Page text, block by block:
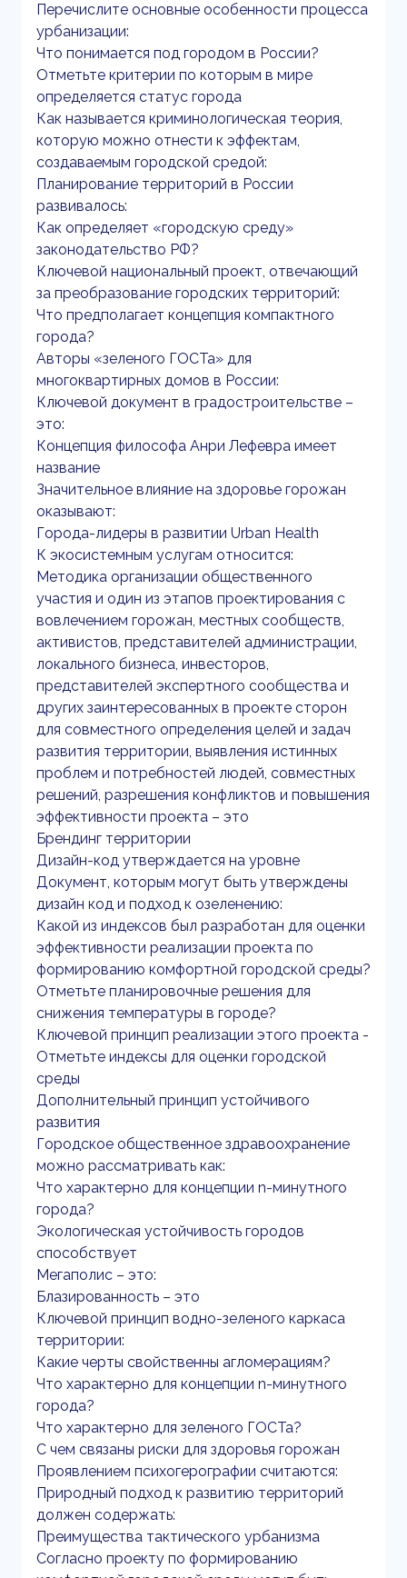
Перечислите основные особенности процесса
урбанизации:
Что понимается под городом в России?
Отметьте критерии по которым в мире
определяется статус города
Как называется криминологическая теория,
которую можно отнести к эффектам,
создаваемым городской средой:
Планирование территорий в России
развивалось:
Как определяет «городскую среду»
законодательство РФ?
Ключевой национальный проект, отвечающий
за преобразование городских территорий:
Что предполагает концепция компактного
города?
Авторы «зеленого ГОСТа» для
многоквартирных домов в России:
Ключевой документ в градостроительстве –
это:
Концепция философа Анри Лефевра имеет
название
Значительное влияние на здоровье горожан
оказывают:
Города-лидеры в развитии Urban Health
К экосистемным услугам относится:
Методика организации общественного
участия и один из этапов проектирования с
вовлечением горожан, местных сообществ,
активистов, представителей администрации,
локального бизнеса, инвесторов,
представителей экспертного сообщества и
других заинтересованных в проекте сторон
для совместного определения целей и задач
развития территории, выявления истинных
проблем и потребностей людей, совместных
решений, разрешения конфликтов и повышения
эффективности проекта – это
Брендинг территории
Дизайн-код утверждается на уровне
Документ, которым могут быть утверждены
дизайн код и подход к озеленению:
Какой из индексов был разработан для оценки
эффективности реализации проекта по
формированию комфортной городской среды?
Отметьте планировочные решения для
снижения температуры в городе?
Ключевой принцип реализации этого проекта -
Отметьте индексы для оценки городской
среды
Дополнительный принцип устойчивого
развития
Городское общественное здравоохранение
можно рассматривать как:
Что характерно для концепции n-минутного
города?
Экологическая устойчивость городов
способствует
Мегаполис – это:
Блазированность – это
Ключевой принцип водно-зеленого каркаса
территории:
Какие черты свойственны агломерациям?
Что характерно для концепции n-минутного
города?
Что характерно для зеленого ГОСТа?
С чем связаны риски для здоровья горожан
Проявлением психогерографии считаются:
Природный подход к развитию территорий
должен содержать:
Преимущества тактического урбанизма
Согласно проекту по формированию